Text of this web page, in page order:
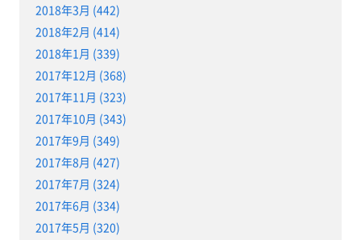
2018年3月 (442)
2018年2月 (414)
2018年1月 (339)
2017年12月 (368)
2017年11月 (323)
2017年10月 (343)
2017年9月 (349)
2017年8月 (427)
2017年7月 (324)
2017年6月 (334)
2017年5月 (320)